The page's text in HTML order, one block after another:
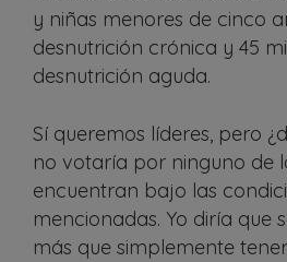
y niñas menores de cinco
desnutrición crónica y 45
desnutrición aguda.
Sí queremos líderes, pero
no votaría por ninguno de
encuentran bajo las
mencionadas. Yo diría que
más que simplemente